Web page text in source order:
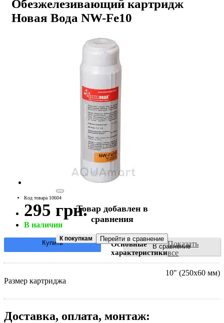
Обезжелезивающий картридж
Новая Вода NW-Fe10
Код товара 10604
295 грн.
В наличии
В сравнение
Купить
Основные
характеристики
Показать
все
Размер картриджа
10" (250х60 мм)
Доставка, оплата, монтаж:
Товар добавлен в
сравнения
К покупкам Перейти в сравнение